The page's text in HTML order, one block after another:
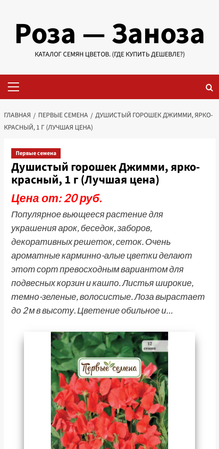
содержимому
Роза — Заноза
КАТАЛОГ СЕМЯН ЦВЕТОВ. (ГДЕ КУПИТЬ ДЕШЕВЛЕ?)
меню
ГЛАВНАЯ ПЕРВЫЕ СЕМЕНА
ДУШИСТЫЙ ГОРОШЕК ДЖИММИ, ЯРКО-
КРАСНЫЙ, 1 Г (ЛУЧШАЯ ЦЕНА)
Первые семена
Душистый горошек Джимми, ярко-
красный, 1 г (Лучшая цена)
Цена от: 20 руб.
Популярное вьющееся растение для
украшения арок, беседок, заборов,
декоративных решеток, сеток. Очень
ароматные карминно-алые цветки делают
этот сорт превосходным вариантом для
подвесных корзин и кашпо. Листья широкие,
темно-зеленые, волосистые. Лоза вырастает
до 2 м в высоту. Цветение обильное и…